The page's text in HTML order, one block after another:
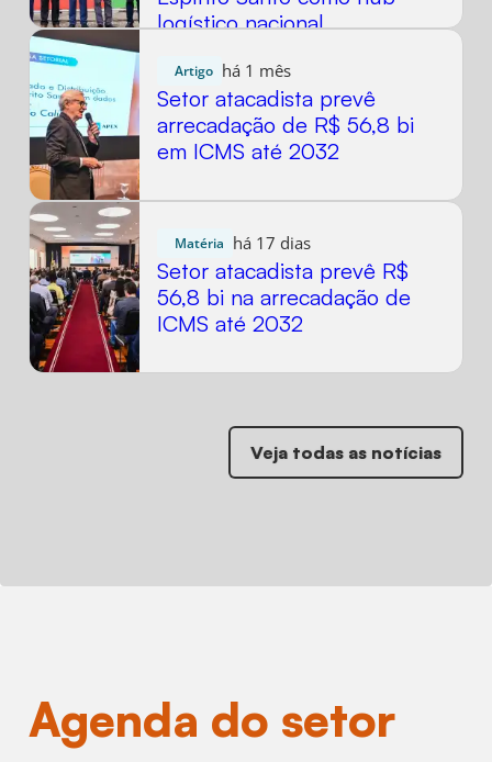
logístico nacional
Artigo há 1 mês
Setor atacadista prevê
arrecadação de R$ 56,8 bi
em ICMS até 2032
Matéria há 17 dias
Setor atacadista prevê R$
56,8 bi na arrecadação de
ICMS até 2032
Veja todas as notícias
Agenda do setor